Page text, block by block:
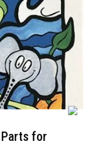
Parts for